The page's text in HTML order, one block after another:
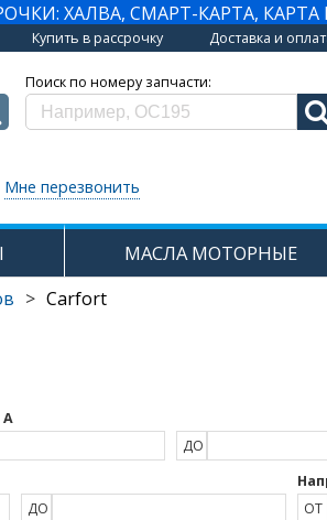
ХАЛВА, СМАРТ-КАРТА,
Купить в рассрочку Доставка и
Поиск по номеру запчасти:
Мне перезвонить
МАСЛА МОТОРНЫЕ
> Carfort
А
ДО
ДО
ОТ